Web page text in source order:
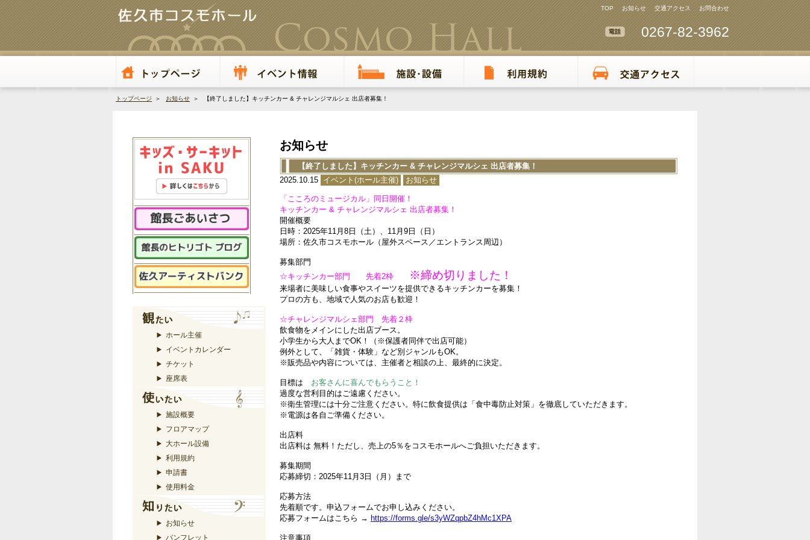
TOP お知らせ 交通アクセス お問合わせ
0267-82-3962
トップページ ＞ お知らせ ＞ 【終了しました】キッチンカー & チャレンジマルシェ 出店者募集！
ホール主催
イベントカレンダー
チケット
座席表
施設概要
フロアマップ
大ホール設備
利用規約
申請書
使用料金
お知らせ
パンフレット
お知らせ
【終了しました】キッチンカー & チャレンジマルシェ 出店者募集！
2025.10.15 イベント(ホール主催) お知らせ
「こころのミュージカル」同日開催！
キッチンカー & チャレンジマルシェ 出店者募集！
開催概要
日時：2025年11月8日（土）、11月9日（日）
場所：佐久市コスモホール（屋外スペース／エントランス周辺）
募集部門
☆キッチンカー部門 先着2枠
※締め切りました！
来場者に美味しい食事やスイーツを提供できるキッチンカーを募集！
プロの方も、地域で人気のお店も歓迎！
☆チャレンジマルシェ部門 先着２枠
飲食物をメインにした出店ブース。
小学生から大人までOK！（※保護者同伴で出店可能）
例外として、「雑貨・体験」など別ジャンルもOK。
※販売品や内容については、主催者と相談の上、最終的に決定。
目標は お客さんに喜んでもらうこと！
過度な営利目的はご遠慮ください。
※衛生管理には十分ご注意ください。特に飲食提供は「食中毒防止対策」を徹底していただきます。
※電源は各自ご準備ください。
出店料
出店料は 無料！ただし、売上の5％をコスモホールへご負担いただきます。
募集期間
応募締切： 2025年11月3日（月） まで
応募方法
先着順です。申込フォームでお申し込みください。
応募フォームはこちら → https://forms.gle/s3yWZqpbZ4hMc1XPA
注意事項